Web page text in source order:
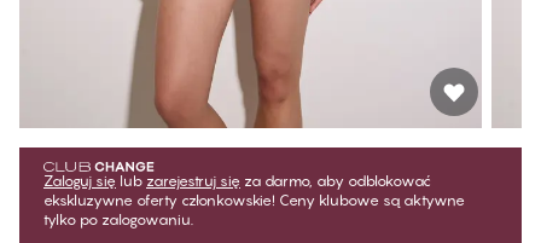
Zaloguj się lub zarejestruj się za darmo, aby odblokować
ekskluzywne oferty członkowskie! Ceny klubowe są aktywne
tylko po zalogowaniu.